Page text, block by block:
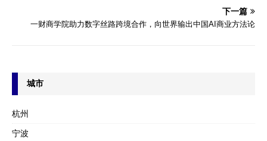
下一篇
一财商学院助力数字丝路跨境合作，向世界输出中国AI商业方法论
城市
杭州
宁波